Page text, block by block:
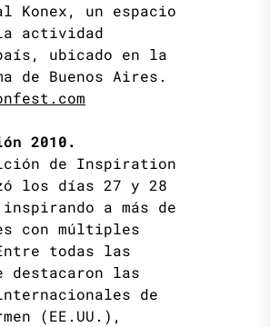
Konex, un espacio
actividad
ubicado en la
de Buenos Aires.
2010.
de Inspiration
los días 27 y 28
a más de
con múltiples
todas las
destacaron las
de
(EE.UU.),